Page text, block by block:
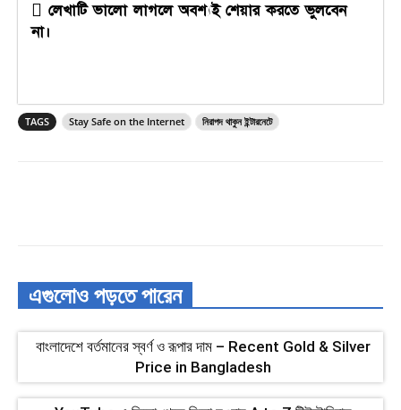
 লেখাটি ভালো লাগলে অবশ্যই শেয়ার করতে ভুলবেন
না।
TAGS Stay Safe on the Internet নিরাপদ থাকুন ইন্টারনেটে
এগুলোও পড়তে পারেন
বাংলাদেশে বর্তমানের স্বর্ণ ও রূপার দাম – Recent Gold & Silver
Price in Bangladesh